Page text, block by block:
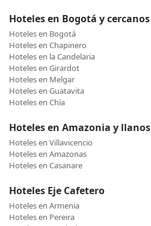
Hoteles en Bogotá y cercanos
Hoteles en Bogotá
Hoteles en Chapinero
Hoteles en la Candelaria
Hoteles en Girardot
Hoteles en Melgar
Hoteles en Guatavita
Hoteles en Chía
Hoteles en Amazonia y llanos
Hoteles en Villavicencio
Hoteles en Amazonas
Hoteles en Casanare
Hoteles Eje Cafetero
Hoteles en Armenia
Hoteles en Pereira